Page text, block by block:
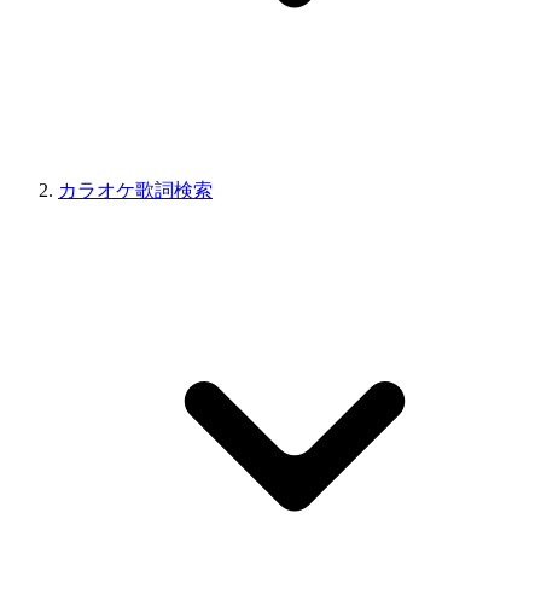
カラオケ歌詞検索